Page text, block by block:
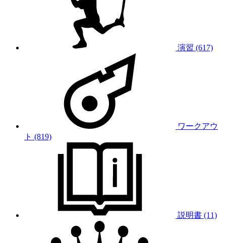
演習 (617)
ワークアウ
ト (819)
説明書 (11)